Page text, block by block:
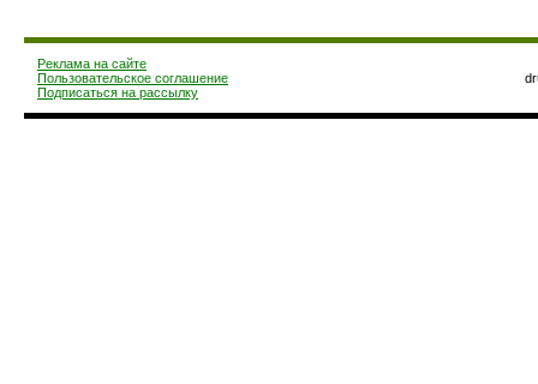
Реклама на сайте
Пользовательское соглашение
Подписаться на рассылку